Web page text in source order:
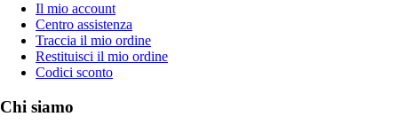
Il mio account
Centro assistenza
Traccia il mio ordine
Restituisci il mio ordine
Codici sconto
Chi siamo